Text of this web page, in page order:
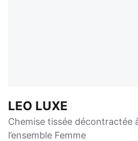
LEO LUXE
Chemise tissée décontractée
l’ensemble Femme